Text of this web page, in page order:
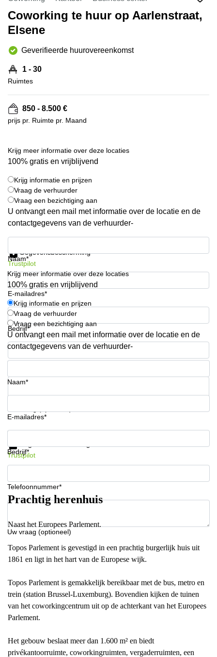
kantoor
huren
Brugge
Aalst
Oostende
Mechelen
Coworking-
ruimtes te
Gent
Sint-
Niklaas
Vergaderzaal
huren in
Gent
Hasselt
Location
d'affaires
à Mons
Huren
virtueel
kantoor in
huren in
Antwerpen
Locaux
commerciaux
à louer en
Bruxelles
Kantoor
te huur
in Sint-
Niklaas
Coworking te huur op Aarlenstraat,
Elsene
Geverifieerde huurovereenkomst
1 - 30
Ruimtes
850 - 8.500 €
prijs pr. Ruimte pr. Maand
Krijg meer informatie over deze locaties
100% gratis en vrijblijvend
Krijg informatie en prijzen
Vraag de verhuurder
Vraag een bezichtiging aan
U ontvangt een mail met informatie over de locatie en de
contactgegevens van de verhuurder-
Naam*
E-mailadres*
Bedrijf*
Telefoonnummer*
Gegevensbescherming
Trustpilot
Krijg meer informatie over deze locaties
100% gratis en vrijblijvend
Krijg informatie en prijzen
Vraag de verhuurder
Vraag een bezichtiging aan
U ontvangt een mail met informatie over de locatie en de
contactgegevens van de verhuurder-
Naam*
E-mailadres*
Bedrijf*
Telefoonnummer*
Uw vraag (optioneel)
Krijg informatie en prijzen
Trustpilot
Prachtig herenhuis
Naast het Europees Parlement.
Topos Parlement is gevestigd in een prachtig burgerlijk huis uit
1861 en ligt in het hart van de Europese wijk.
Topos Parlement is gemakkelijk bereikbaar met de bus, metro en
trein (station Brussel-Luxemburg). Bovendien kijken de tuinen
van het coworkingcentrum uit op de achterkant van het Europees
Parlement.
Het gebouw beslaat meer dan 1.600 m² en biedt
privékantoorruimte, coworkingruimten, vergaderruimten, een